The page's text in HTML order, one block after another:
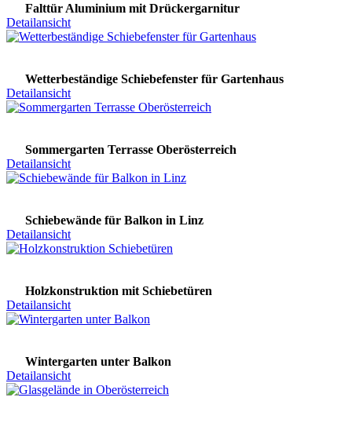
Falttür Aluminium mit Drückergarnitur
Detailansicht
Wetterbeständige Schiebefenster für Gartenhaus
Detailansicht
Sommergarten Terrasse Oberösterreich
Detailansicht
Schiebewände für Balkon in Linz
Detailansicht
Holzkonstruktion mit Schiebetüren
Detailansicht
Wintergarten unter Balkon
Detailansicht